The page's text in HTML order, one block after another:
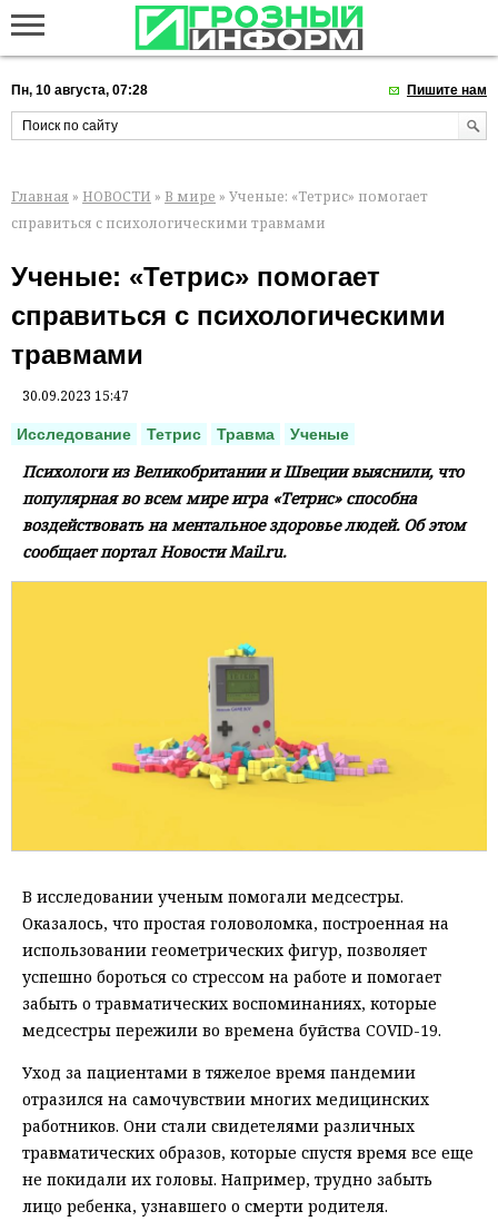
Пн, 10 августа, 07:28 Пишите нам
Главная » НОВОСТИ » В мире » Ученые: «Тетрис» помогает
справиться с психологическими травмами
Ученые: «Тетрис» помогает
справиться с психологическими
травмами
30.09.2023 15:47
Исследование Тетрис Травма Ученые
Психологи из Великобритании и Швеции выяснили, что
популярная во всем мире игра «Тетрис» способна
воздействовать на ментальное здоровье людей. Об этом
сообщает портал Новости Mail.ru.
В исследовании ученым помогали медсестры.
Оказалось, что простая головоломка, построенная на
использовании геометрических фигур, позволяет
успешно бороться со стрессом на работе и помогает
забыть о травматических воспоминаниях, которые
медсестры пережили во времена буйства COVID-19.
Уход за пациентами в тяжелое время пандемии
отразился на самочувствии многих медицинских
работников. Они стали свидетелями различных
травматических образов, которые спустя время все еще
не покидали их головы. Например, трудно забыть
лицо ребенка, узнавшего о смерти родителя.